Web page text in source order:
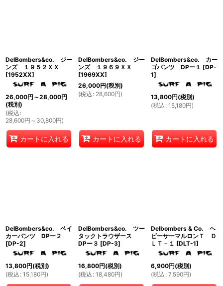
絞り込む
DelBombers&co. ジー
ンズ １９５２ＸＸ
[1952XX]
26,000円 ～28,000円
(税別)
(税込 :
28,600円 ～30,800円)
カートに入れる
DelBombers&co. ジー
ンズ １９６９ＸＸ
[1969XX]
26,000円(税別)
(税込 : 28,600円)
カートに入れる
DelBombers&co. カー
ゴパンツ DPー１ [DP-
1]
13,800円(税別)
(税込 : 15,180円)
カートに入れる
DelBombers&co. ベイ
カーパンツ DPー２
[DP-2]
13,800円(税別)
(税込 : 15,180円)
DelBombers&co. ツー
タックトラウザース
DPー３ [DP-3]
16,800円(税別)
(税込 : 18,480円)
Delbombers & Co. ヘ
ビーサーマルロンＴ Ｄ
ＬＴ－１ [DLT-1]
6,900円(税別)
(税込 : 7,590円)